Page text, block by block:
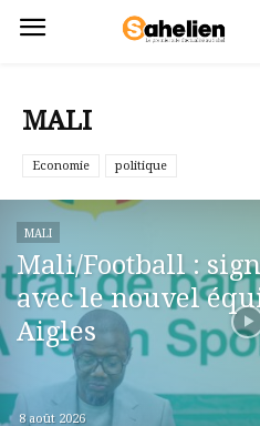
MALI
Economie politique
MALI
Mali/Football :
avec le nouvel
Aigles
8 août 2026